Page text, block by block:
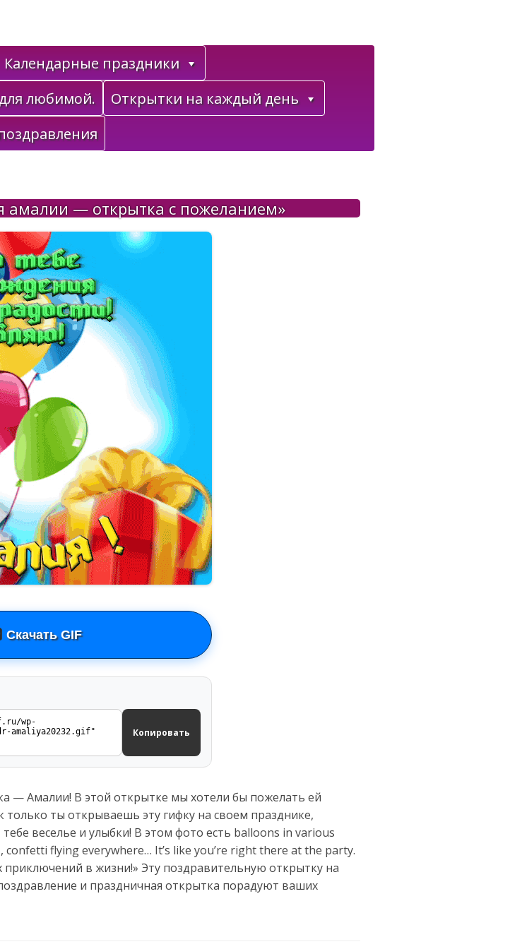
Календарные праздники
любимой.
Открытки на каждый день
амалии — открытка с пожеланием»
Скачать GIF
Копировать
— Амалии! В этой открытке мы хотели бы пожелать ей
только ты открываешь эту гифку на своем празднике,
веселье и улыбки! В этом фото есть balloons in various
flying everywhere… It’s like you’re right there at the party.
в жизни!» Эту поздравительную открытку на
и праздничная открытка порадуют ваших